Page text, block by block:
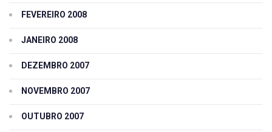
FEVEREIRO 2008
JANEIRO 2008
DEZEMBRO 2007
NOVEMBRO 2007
OUTUBRO 2007